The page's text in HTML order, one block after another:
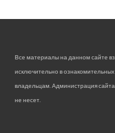
Все материалы на данном сайте
исключительно в
владельцам. Администрация
не несет.